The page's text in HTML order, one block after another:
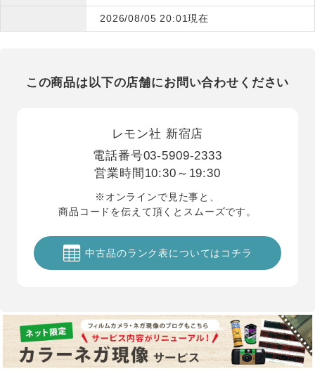
2026/08/05 20:01現在
この商品は以下の店舗にお問い合わせください
レモン社 新宿店
電話番号03-5909-2333
営業時間 10:30～19:30
※オンラインで見た事と、
商品コードを伝えて頂くとスムーズです。
中古品のランク表についてはコチラ